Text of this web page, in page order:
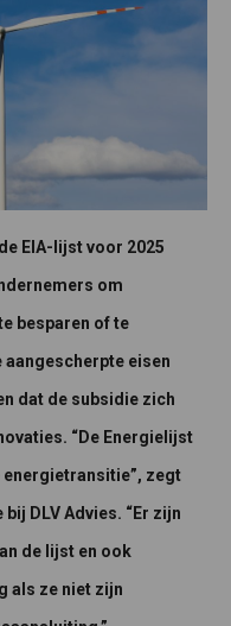
EIA-lijst voor 2025
om
besparen of te
aangescherpte eisen
dat de subsidie zich
“De Energielijst
zegt
DLV Advies. “Er zijn
de lijst en ook
als ze niet zijn